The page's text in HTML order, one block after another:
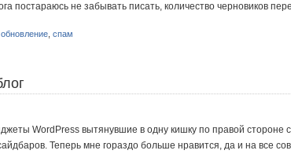
постараюсь не забывать писать, количество черновиков
обновление спам
WordPress вытянувшие в одну кишку по правой стороне
Теперь мне гораздо больше нравится, да и на все